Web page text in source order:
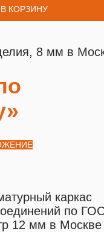
В КОРЗИНУ
8 мм в
каркас
по
12 мм в Москве